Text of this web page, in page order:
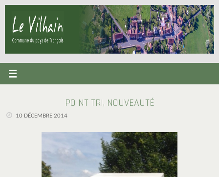
Passer
contenu
POINT TRI, NOUVEAUTÉ
10 DÉCEMBRE 2014